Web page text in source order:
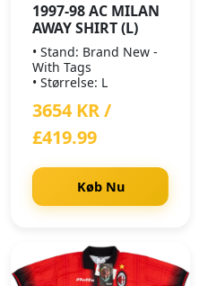
1997-98 AC MILAN
AWAY SHIRT (L)
• Stand: Brand New -
With Tags
• Størrelse: L
3654 KR /
£419.99
Køb Nu